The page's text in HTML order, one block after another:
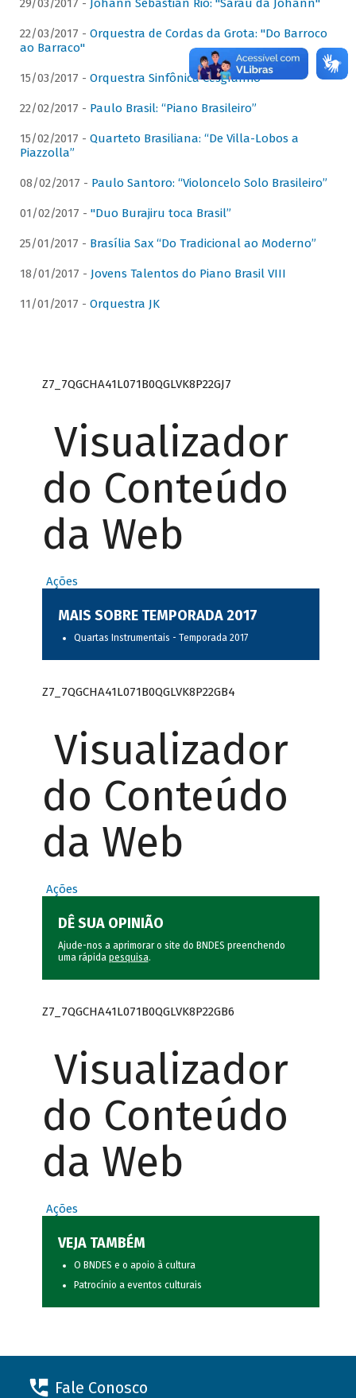
29/03/2017 - Johann Sebastian Rio: "Sarau da Johann"
22/03/2017 - Orquestra de Cordas da Grota: "Do Barroco
ao Barraco"
15/03/2017 - Orquestra Sinfônica Cesgranrio
22/02/2017 - Paulo Brasil: “Piano Brasileiro”
15/02/2017 - Quarteto Brasiliana: “De Villa-Lobos a
Piazzolla”
08/02/2017 - Paulo Santoro: “Violoncelo Solo Brasileiro”
01/02/2017 - "Duo Burajiru toca Brasil”
25/01/2017 - Brasília Sax “Do Tradicional ao Moderno”
18/01/2017 - Jovens Talentos do Piano Brasil VIII
11/01/2017 - Orquestra JK
Z7_7QGCHA41L071B0QGLVK8P22GJ7
Visualizador
do Conteúdo
da Web
Ações
MAIS SOBRE TEMPORADA 2017
Quartas Instrumentais - Temporada 2017
Z7_7QGCHA41L071B0QGLVK8P22GB4
Visualizador
do Conteúdo
da Web
Ações
DÊ SUA OPINIÃO
Ajude-nos a aprimorar o site do BNDES preenchendo
uma rápida pesquisa.
Z7_7QGCHA41L071B0QGLVK8P22GB6
Visualizador
do Conteúdo
da Web
Ações
VEJA TAMBÉM
O BNDES e o apoio à cultura
Patrocínio a eventos culturais
Fale Conosco